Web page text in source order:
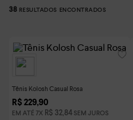
38
Tênis Kolosh Casual Rosa
R$ 229,90
EM ATÉ 7X R$ 32,84 SEM JUROS